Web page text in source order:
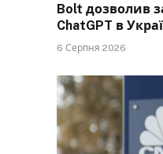
Bolt дозволив
ChatGPT в
6 Серпня 2026